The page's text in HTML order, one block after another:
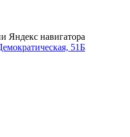
Яндекс навигатора
51Б